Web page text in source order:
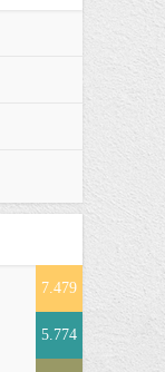
7.479
5.774